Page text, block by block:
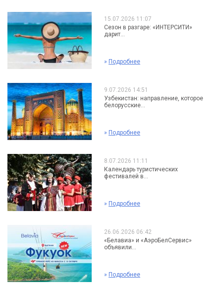
15.07.2026 11:07
Сезон в разгаре: «ИНТЕРСИТИ»
дарит...
» Подробнее
9.07.2026 14:51
Узбекистан: направление, которое
белорусские...
» Подробнее
8.07.2026 11:11
Календарь туристических
фестивалей в...
» Подробнее
26.06.2026 06:42
«Белавиа» и «АэроБелСервис»
объявили...
» Подробнее